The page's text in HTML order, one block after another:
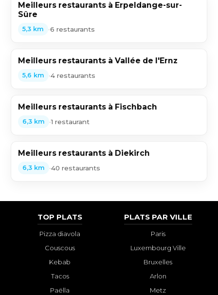
Meilleurs restaurants à Erpeldange-sur-
Sûre
5,3 km •6 restaurants
Meilleurs restaurants à Vallée de l'Ernz
5,6 km •4 restaurants
Meilleurs restaurants à Fischbach
6,3 km •1 restaurant
Meilleurs restaurants à Diekirch
6,3 km •40 restaurants
TOP PLATS
Pizza diavola
Couscous
Kebab
Tacos
Paëlla
PLATS PAR VILLE
Paris
Luxembourg Ville
Bruxelles
Arlon
Metz